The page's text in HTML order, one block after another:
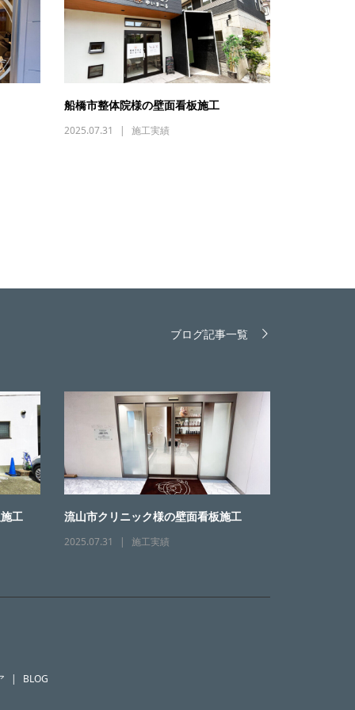
船橋市整体院様の壁面看板施工
2025.07.31 施工実績
ブログ記事一覧
工 流山市クリニック様の壁面看板施工
2025.07.31 施工実績
BLOG